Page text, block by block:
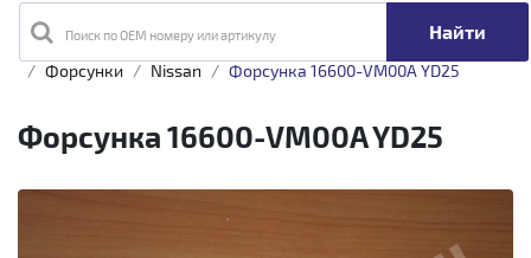
Поиск по OEM номеру или артикулу
Главная Каталог товаров
Топливная аппаратура
Форсунки
Nissan Форсунка 16600-VM00A YD25
Форсунка 16600-VM00A YD25